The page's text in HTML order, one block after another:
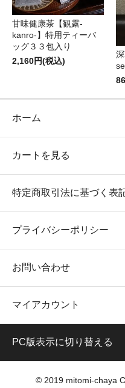
甘味健康茶【観露-
kanro-】特用ティーバ
ッグ３３包入り
2,160円(税込)
ホーム
カートを見る
特定商取引法に基づく表
プライバシーポリシー
お問い合わせ
マイアカウント
PC版表示に切り替える
© 2019 mitomi-chaya